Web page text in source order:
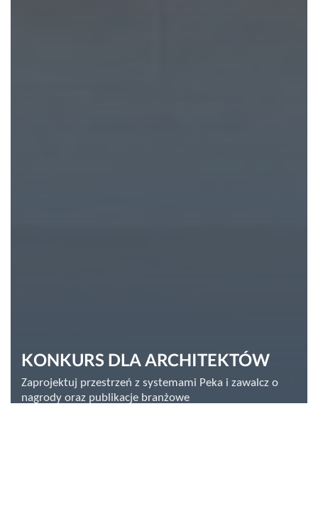
KONKURS DLA ARCHITEKTÓW
Zaprojektuj przestrzeń z systemami Peka i zawalcz o
nagrody oraz publikacje branżowe